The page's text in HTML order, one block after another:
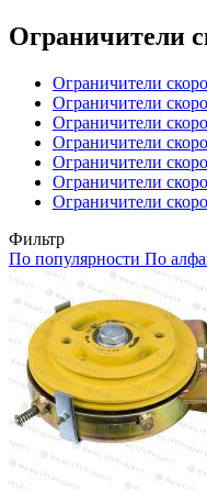
Ограничители
Ограничители
Ограничители
Ограничители
Ограничители
Ограничители
Ограничители
Ограничители
Фильтр
По популярности По